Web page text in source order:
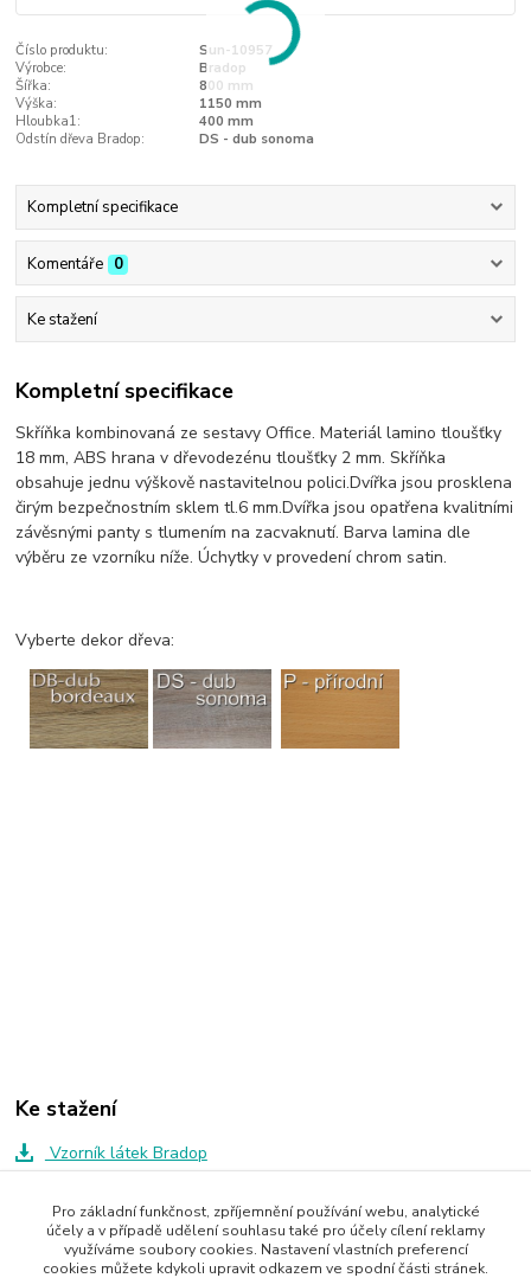
Číslo produktu:
Sun-10957
Výrobce:
Bradop
Šířka:
800 mm
Výška:
1150 mm
Hloubka1:
400 mm
Odstín dřeva Bradop:
DS - dub sonoma
Kompletní specifikace
Komentáře 0
Ke stažení
Kompletní specifikace
Skříňka kombinovaná ze sestavy Office. Materiál lamino tloušťky
18 mm, ABS hrana v dřevodezénu tloušťky 2 mm. Skříňka
obsahuje jednu výškově nastavitelnou polici.Dvířka jsou prosklena
čirým bezpečnostním sklem tl.6 mm.Dvířka jsou opatřena kvalitními
závěsnými panty s tlumením na zacvaknutí. Barva lamina dle
výběru ze vzorníku níže. Úchytky v provedení chrom satin.
Vyberte dekor dřeva:
Ke stažení
Vzorník látek Bradop
Zboží zařazeno v kategoriích
Pro základní funkčnost, zpříjemnění používání webu, analytické
účely a v případě udělení souhlasu také pro účely cílení reklamy
využíváme soubory cookies. Nastavení vlastních preferencí
cookies můžete kdykoli upravit odkazem ve spodní části stránek.